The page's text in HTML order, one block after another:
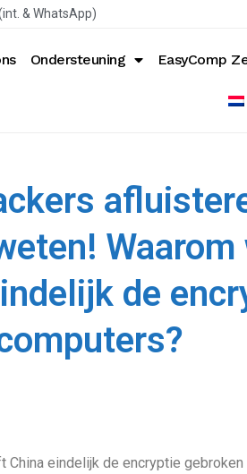
& WhatsApp)
Ondersteuning EasyComp
de
eindelijk de encryptie